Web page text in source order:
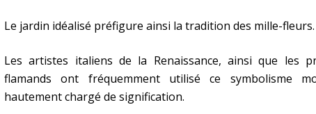
Le jardin idéalisé préfigure ainsi la tradition des mille-fleurs.
Les artistes italiens de la Renaissance, ainsi que les
flamands ont fréquemment utilisé ce symbolisme
hautement chargé de signification.